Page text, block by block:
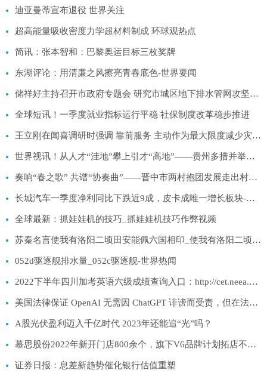
迪亚曼蒂宣布退役 世界关注
超高能量吸收密度力学超材料制成 环球观热点
简讯：张本智和：巴黎奥运目标三枚奖牌
东湖评论：用清廉之风擦亮青春底色-世界要闻
储祥好主持召开市政府专题会 研究市城区地下排水管网攻坚行动工程建设
全球短讯！一季度就业指标运行平稳 社保制度改革稳步推进
王立刚在闻喜调研时强调 靠前服务 主动作为最大限度减少灾害损失 环球快播报
世界视讯！从人才“洼地”攀上引才“高地”——贵州多措并举招才引智促就业观察
奏响“春之歌” 共谱“协奏曲”——晋中市两村抱团发展走出村集体经济发展新路子
长城汽车一季度净利同比下跌近9成，皮卡成唯一增长板块-世界独家
全球最新：抓娃娃机的技巧_抓娃娃机技巧作弊视频
苏秦名言使我有洛阳二顷田安能佩六国相印_使我有洛阳二顷田 安能佩六国相印 什么意思
052d驱逐舰排水量_052c驱逐舰-世界热闻
2022下半年四川加考英语六级成绩查询入口：http://cet.neea.edu.cn/cet
美国法律保证 OpenAI 无需因 ChatGPT 诽谤而受责，但在法官那里可不好说|全球聚焦
A股光伏盈利迈入千亿时代 2023年还能追“光”吗？
慕思股份2022年新开门店800余个，旗下V6品牌计划拓店不低于100家
证券日报：息差新趋势催化银行估值重塑